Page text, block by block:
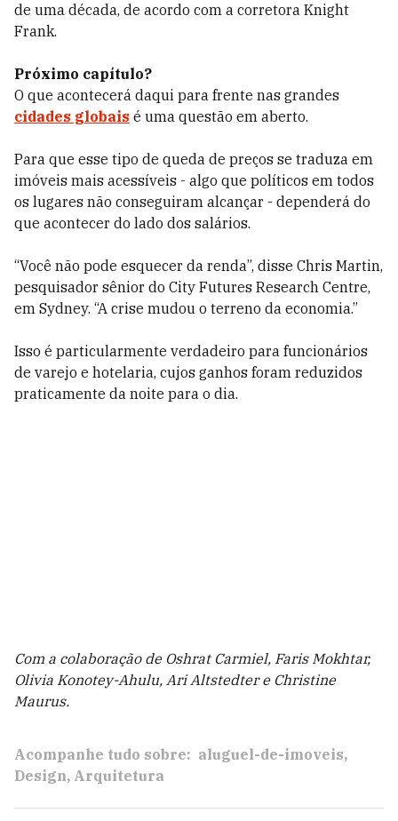
de uma década, de acordo com a corretora Knight
Frank.
Próximo capítulo?
O que acontecerá daqui para frente nas grandes
cidades globais é uma questão em aberto.
Para que esse tipo de queda de preços se traduza em
imóveis mais acessíveis - algo que políticos em todos
os lugares não conseguiram alcançar - dependerá do
que acontecer do lado dos salários.
“Você não pode esquecer da renda”, disse Chris Martin,
pesquisador sênior do City Futures Research Centre,
em Sydney. “A crise mudou o terreno da economia.”
Isso é particularmente verdadeiro para funcionários
de varejo e hotelaria, cujos ganhos foram reduzidos
praticamente da noite para o dia.
Com a colaboração de Oshrat Carmiel, Faris Mokhtar,
Olivia Konotey-Ahulu, Ari Altstedter e Christine
Maurus.
Acompanhe tudo sobre: aluguel-de-imoveis
Design Arquitetura